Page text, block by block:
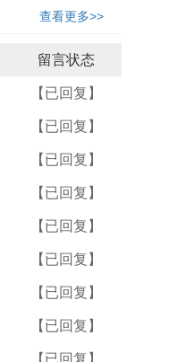
查看更多>>
留言状态
【已回复】
【已回复】
【已回复】
【已回复】
【已回复】
【已回复】
【已回复】
【已回复】
【已回复】